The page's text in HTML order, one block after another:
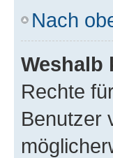
Nach
Weshalb
Rechte
Benutzer